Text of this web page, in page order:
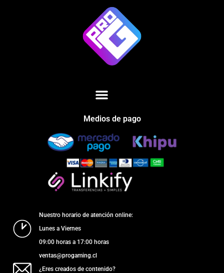
Medios de pago
Nuestro horario de atención online:
Lunes a Viernes
09:00 horas a 17:00 horas
ventas@progaming.cl
¿Eres creados de contenido?